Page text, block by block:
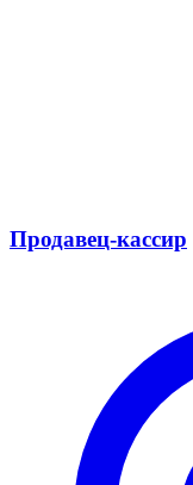
Продавец-кассир